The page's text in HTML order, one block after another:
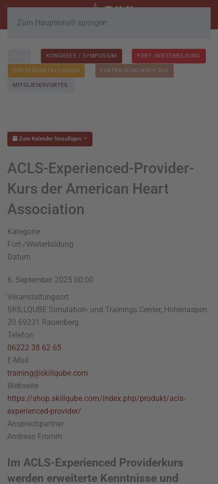
Zum Hauptinhalt springen
KONGRESS / SYMPOSIUM FORT-/WEITERBILDUNG
DIVI-VERANSTALTUNGEN FORTBILDUNG NACH DIVI
MITGLIEDERVORTEIL
Zum Kalender hinzufügen
ACLS-Experienced-Provider-
Kurs der American Heart
Association
Kategorie
Fort-/Weiterbildung
Datum
6. September 2025 00:00
Veranstaltungsort
SKILLQUBE Simulation- und Trainings Center, Hohenaspen
20 69231 Rauenberg
Telefon
06222 38 62 65
E-Mail
training@skillqube.com
Webseite
https://shop.skillqube.com/index.php/produkt/acls-
experienced-provider/
Ansprechpartner
Andreas Fromm
Im ACLS-Experienced Providerkurs
werden erweiterte Kenntnisse und